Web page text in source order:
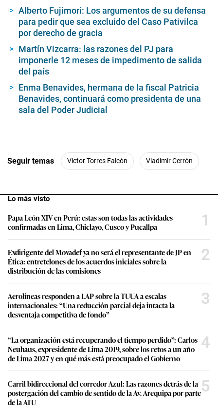
Alberto Fujimori: Los argumentos de su defensa
para pedir que sea excluido del Caso Pativilca
por derecho de gracia
Martín Vizcarra: las razones del PJ para
imponerle 12 meses de impedimento de salida
del país
Enma Benavides, hermana de la fiscal Patricia
Benavides, continuará como presidenta de una
sala del Poder Judicial
Seguir temas Víctor Torres Falcón Vladimir Cerrón
Lo más visto
Papa León XIV en Perú: estas son todas las actividades
confirmadas en Lima, Chiclayo, Cusco y Pucallpa
1
Exdirigente del Movadef ya no será el representante de JP en
Ética: entretelones de los acuerdos iniciales sobre la
distribución de las comisiones
2
Aerolíneas responden a LAP sobre la TUUA a escalas
internacionales: “Una reducción parcial deja intacta la
desventaja competitiva de fondo”
3
“La organización está recuperando el tiempo perdido”: Carlos
Neuhaus, expresidente de Lima 2019, sobre los retos a un año
de Lima 2027 y en qué más está preocupado el Gobierno
4
Carril bidireccional del corredor Azul: Las razones detrás de la
postergación del cambio de sentido de la Av. Arequipa por parte
de la ATU
5